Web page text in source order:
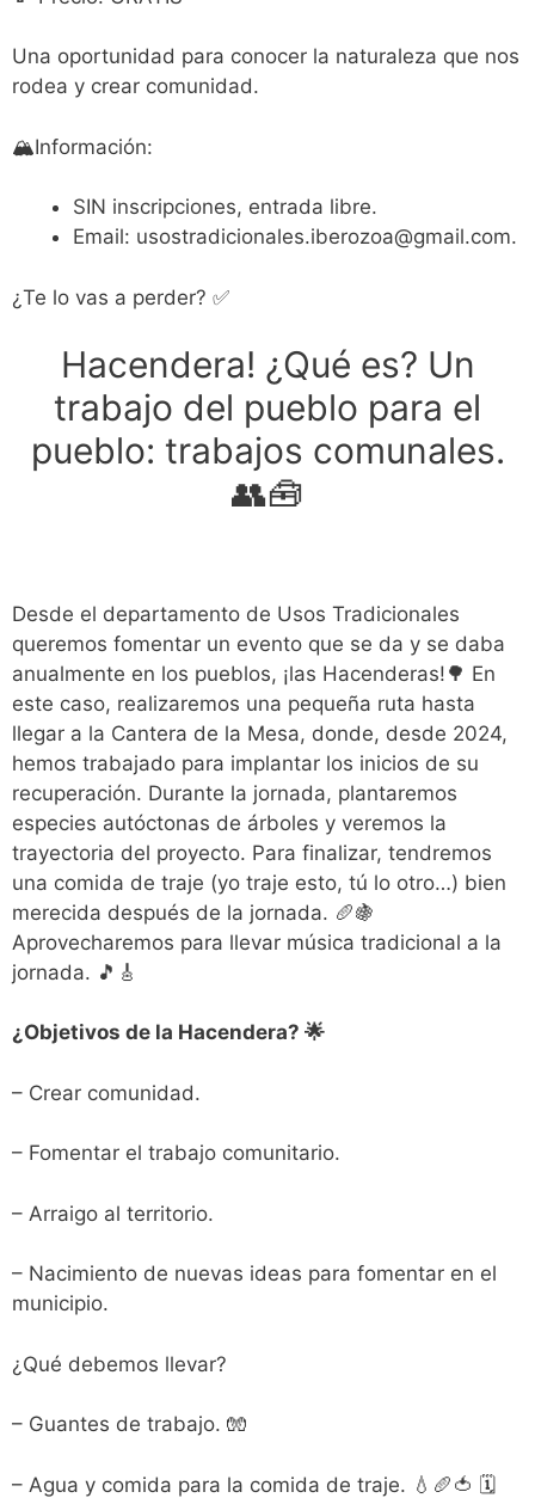
Una oportunidad para conocer la naturaleza que nos
rodea y crear comunidad.
🏔Información:
SIN inscripciones, entrada libre.
Email: usostradicionales.iberozoa@gmail.com.
¿Te lo vas a perder? ✅
Hacendera! ¿Qué es? Un
trabajo del pueblo para el
pueblo: trabajos comunales.
👥🧰
Desde el departamento de Usos Tradicionales
queremos fomentar un evento que se da y se daba
anualmente en los pueblos, ¡las Hacenderas!🌳 En
este caso, realizaremos una pequeña ruta hasta
llegar a la Cantera de la Mesa, donde, desde 2024,
hemos trabajado para implantar los inicios de su
recuperación. Durante la jornada, plantaremos
especies autóctonas de árboles y veremos la
trayectoria del proyecto. Para finalizar, tendremos
una comida de traje (yo traje esto, tú lo otro…) bien
merecida después de la jornada. 🥖🍇
Aprovecharemos para llevar música tradicional a la
jornada. 🎵🎸
¿Objetivos de la Hacendera? 🌟
– Crear comunidad.
– Fomentar el trabajo comunitario.
– Arraigo al territorio.
– Nacimiento de nuevas ideas para fomentar en el
municipio.
¿Qué debemos llevar?
– Guantes de trabajo. 🧤
– Agua y comida para la comida de traje. 💧🥖🍅 🗓